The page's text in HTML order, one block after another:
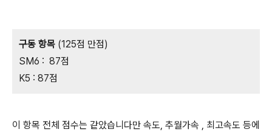
구동 항목 (125점 만점)
SM6 : 87점
K5 : 87점
이 항목 전체 점수는 같았습니다만 속도, 추월가속 , 최고속도 등에